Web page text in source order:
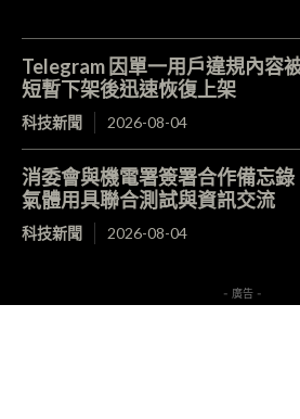
Telegram 因單一用戶違規內容
短暫下架後迅速恢復上架
科技新聞 2026-08-04
消委會與機電署簽署合作備忘
氣體用具聯合測試與資訊交流
科技新聞 2026-08-04
- 廣告 -